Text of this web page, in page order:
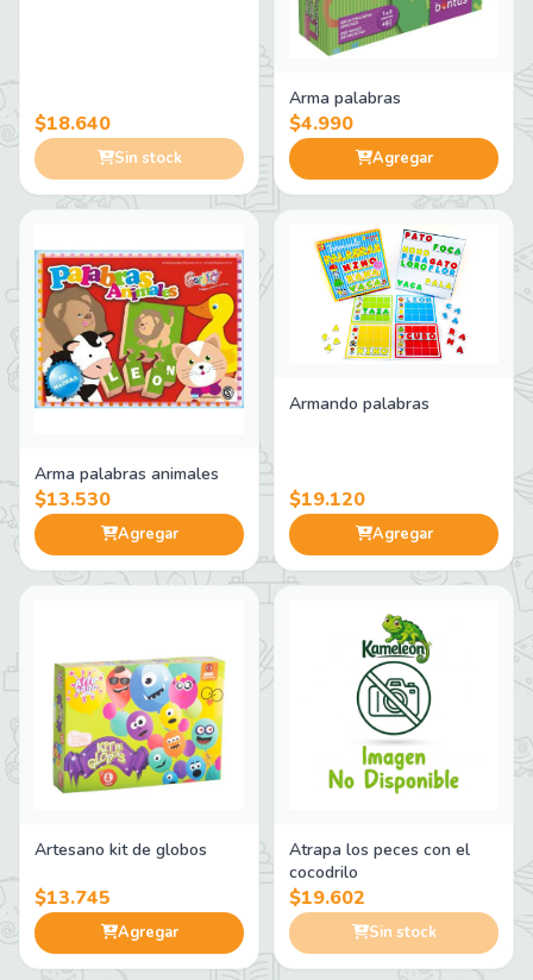
$18.640
Sin stock
Arma palabras
$4.990
Agregar
Arma palabras animales
$13.530
Agregar
Armando palabras
$19.120
Agregar
Artesano kit de globos
$13.745
Agregar
Atrapa los peces con el
cocodrilo
$19.602
Sin stock